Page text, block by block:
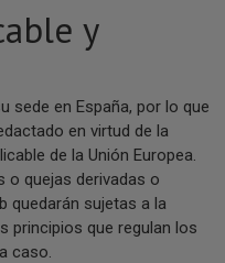
y
sede en España, por lo que
en virtud de la
de la Unión Europea.
o quejas derivadas o
quedarán sujetas a la
principios que regulan los
caso.